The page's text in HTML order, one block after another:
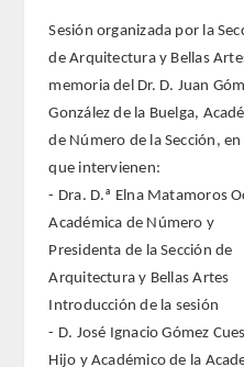
Sesión organizada por la
de Arquitectura y Bellas
memoria del Dr. D. Juan
González de la Buelga,
de Número de la Sección, en
que intervienen:
- Dra. D.ª Elna Matamoros
Académica de Número y
Presidenta de la Sección de
Arquitectura y Bellas Artes
Introducción de la sesión
- D. José Ignacio Gómez
Hijo y Académico de la